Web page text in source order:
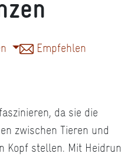
Empfehlen
da sie die
zwischen Tieren und
Kopf stellen. Mit Heidrun